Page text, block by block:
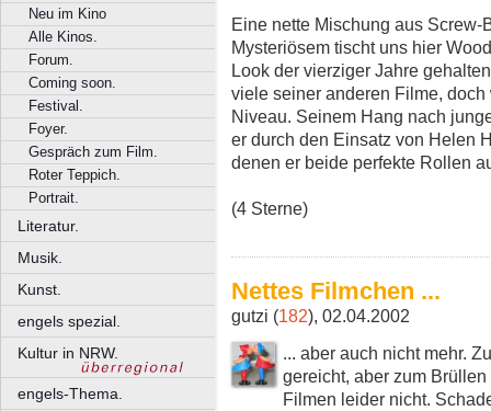
Neu im Kino
Alle Kinos.
Forum.
Coming soon.
Festival.
Foyer.
Gespräch zum Film.
Roter Teppich.
Portrait.
Literatur.
Musik.
Kunst.
engels spezial.
Kultur in NRW.
engels-Thema.
Eine nette Mischung aus
Mysteriösem tischt uns hier
Look der vierziger Jahre
viele seiner anderen Filme,
Niveau. Seinem Hang nach
er durch den Einsatz von Helen
denen er beide perfekte Rollen
(4 Sterne)
Nettes Filmchen ...
gutzi (182), 02.04.2002
... aber auch nicht mehr.
gereicht, aber zum
Filmen leider nicht.